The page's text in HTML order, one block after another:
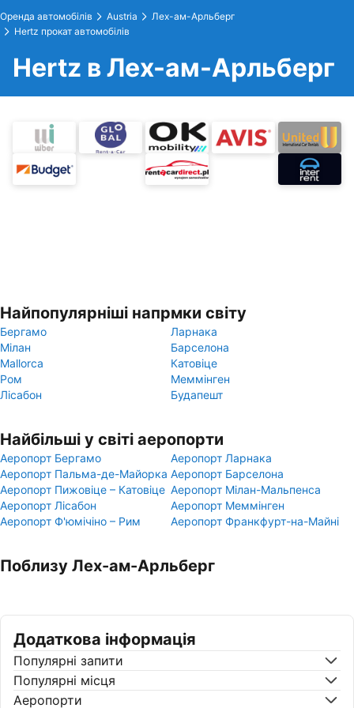
Оренда автомобілів Austria
Лех-ам-Арльберг
Hertz прокат автомобілів
Hertz в Лех-ам-Арльберг
Найпопулярніші напрмки світу
Бергамо
Ларнака
Мілан
Барселона
Mallorca
Катовіце
Ром
Меммінген
Лісабон
Будапешт
Найбільші у світі аеропорти
Аеропорт Бергамо
Аеропорт Ларнака
Аеропорт Пальма-де-Майорка Аеропорт Барселона
Аеропорт Пижовіце – Катовіце Аеропорт Мілан-Мальпенса
Аеропорт Лісабон
Аеропорт Меммінген
Аеропорт Ф'юмічіно – Рим
Аеропорт Франкфурт-на-Майні
Поблизу Лех-ам-Арльберг
Додаткова інформація
Популярні запити
Популярні місця
Аеропорти